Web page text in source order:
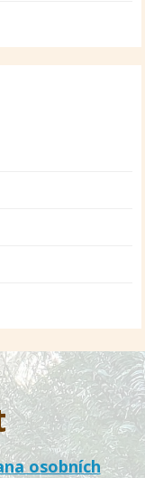
osobních